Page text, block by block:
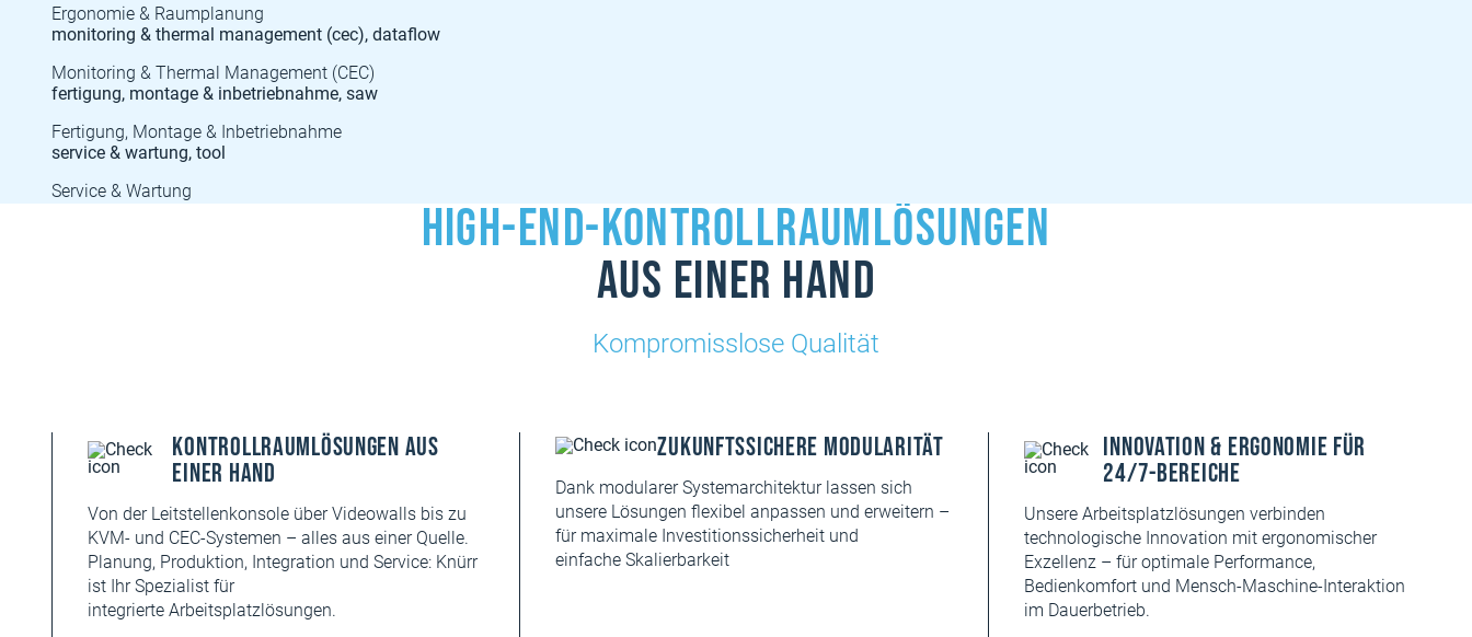
Ergonomie & Raumplanung
Monitoring & Thermal Management (CEC)
Fertigung, Montage & Inbetriebnahme
Service & Wartung
High-End-Kontrollraumlösungen
aus einer Hand
Kompromisslose Qualität
Kontrollraumlösungen aus
einer Hand
Von der Leitstellenkonsole über Videowalls bis zu
KVM- und CEC-Systemen – alles aus einer Quelle.
Planung, Produktion, Integration und Service: Knürr
ist Ihr Spezialist für
integrierte Arbeitsplatzlösungen.
Zukunftssichere Modularität
Dank modularer Systemarchitektur lassen sich
unsere Lösungen flexibel anpassen und erweitern –
für maximale Investitionssicherheit und
einfache Skalierbarkeit
Innovation & Ergonomie für
24/7-Bereiche
Unsere Arbeitsplatzlösungen verbinden
technologische Innovation mit ergonomischer
Exzellenz – für optimale Performance,
Bedienkomfort und Mensch-Maschine-Interaktion
im Dauerbetrieb.